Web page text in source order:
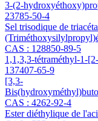
3-(2-
23785-50-4
Sel trisodique de
CAS : 128850-89-5
1,1,3,3-tétraméthyl-1-
137407-65-9
[3,3-
CAS : 4262-92-4
Ester diéthylique de